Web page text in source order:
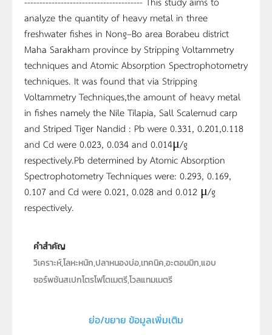
analyze the quantity of heavy metal in three
freshwater fishes in Nong–Bo area Borabeu district
Maha Sarakham province by Stripping Voltammetry
techniques and Atomic Absorption Spectrophotometry
techniques. It was found that via Stripping
Voltammetry Techniques,the amount of heavy metal
in fishes namely the Nile Tilapia, Sall Scalemud carp
and Striped Tiger Nandid : Pb were 0.331, 0.201,0.118
and Cd were 0.023, 0.034 and 0.014μ/g
respectively.Pb determined by Atomic Absorption
Spectrophotometry Techniques were: 0.293, 0.169,
0.107 and Cd were 0.021, 0.028 and 0.012 μ/g
respectively.
คำสำคัญ
วิเคราะห์,โลหะหนัก,ปลาหนองบ่อ,เทคนิค,อะตอมมิก,แอบ
ซอร์พชันสเปกโตรโฟโตเมตรี,โวลแทมเมตรี
ย่อ/ขยาย ข้อมูลเพิ่มเติม